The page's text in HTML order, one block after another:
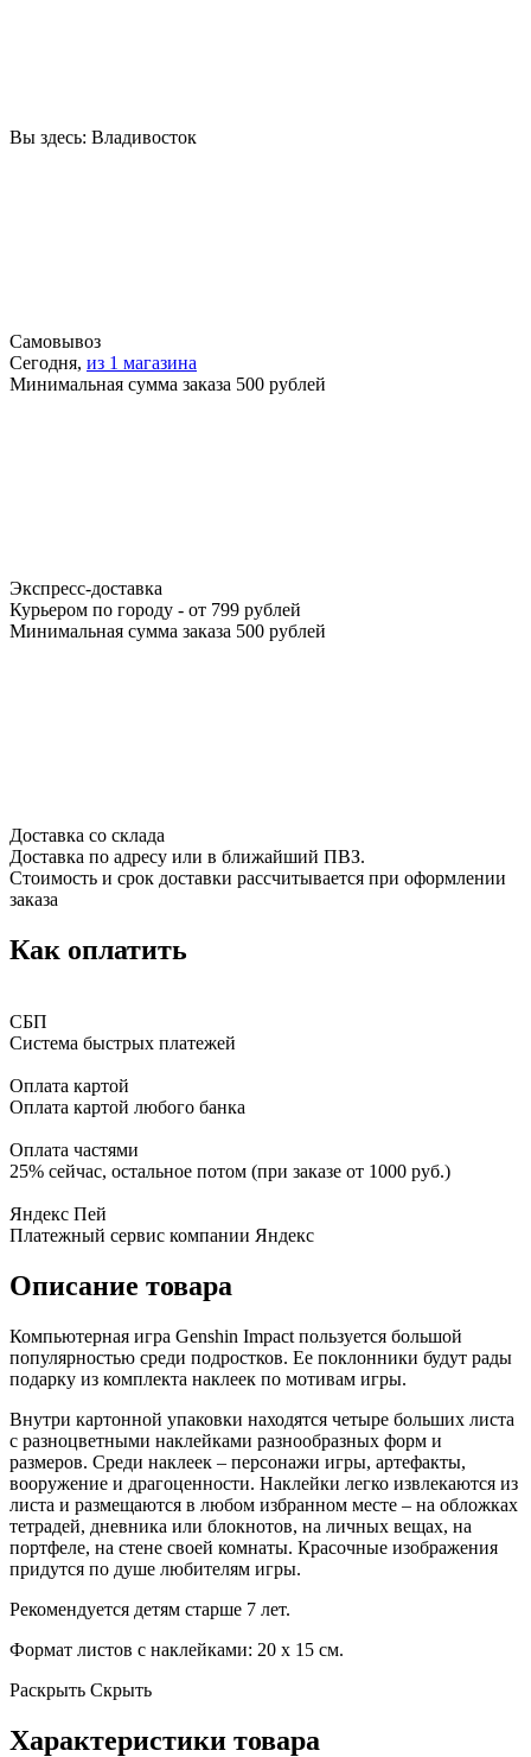
Вы здесь: Владивосток
Самовывоз
Сегодня, из 1 магазина
Минимальная сумма заказа 500 рублей
Экспресс-доставка
Курьером по городу - от 799 рублей
Минимальная сумма заказа 500 рублей
Доставка со склада
Доставка по адресу или в ближайший ПВЗ.
Стоимость и срок доставки рассчитывается при оформлении
заказа
Как оплатить
СБП
Система быстрых платежей
Оплата картой
Оплата картой любого банка
Оплата частями
25% сейчас, остальное потом (при заказе от 1000 руб.)
Яндекс Пей
Платежный сервис компании Яндекс
Описание товара
Компьютерная игра Genshin Impact пользуется большой
популярностью среди подростков. Ее поклонники будут рады
подарку из комплекта наклеек по мотивам игры.
Внутри картонной упаковки находятся четыре больших листа
с разноцветными наклейками разнообразных форм и
размеров. Среди наклеек – персонажи игры, артефакты,
вооружение и драгоценности. Наклейки легко извлекаются из
листа и размещаются в любом избранном месте – на обложках
тетрадей, дневника или блокнотов, на личных вещах, на
портфеле, на стене своей комнаты. Красочные изображения
придутся по душе любителям игры.
Рекомендуется детям старше 7 лет.
Формат листов с наклейками: 20 х 15 см.
Раскрыть Скрыть
Характеристики товара